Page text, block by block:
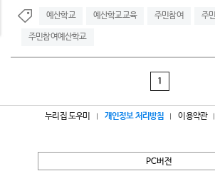
예산학교 예산학교교육 주민참여 주
주민참여예산학교
1
누리집 도우미 개인정보 처리방침 이용약관
PC버전